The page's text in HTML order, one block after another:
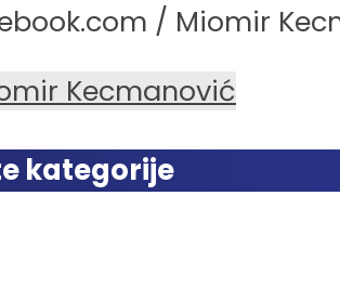
/ Miomir
Kecmanović
kategorije